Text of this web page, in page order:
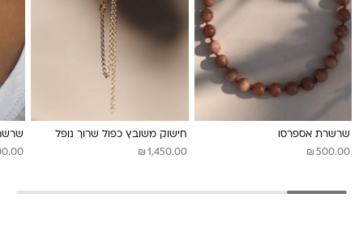
שרשרת אספרסו
₪ 500.00
חישוק משובץ כפול שרוך נופל
₪ 1,450.00